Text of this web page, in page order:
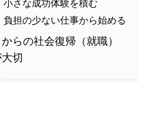
小さな成功体験を積む
負担の少ない仕事から始める
らの社会復帰（就職）
切